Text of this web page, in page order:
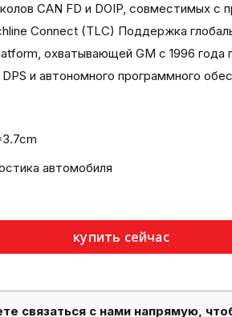
CAN FD и DOIP, совместимых с
Connect (TLC) Поддержка
охватывающей GM с 1996
и автономного программного
автомобиля
купить сейчас
связаться с нами напрямую,